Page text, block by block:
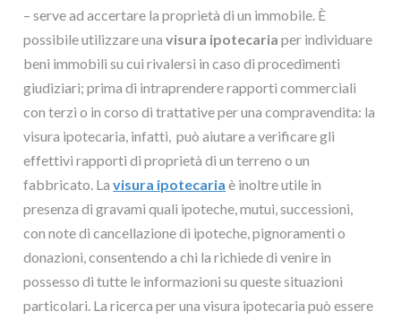
– serve ad accertare la proprietà di un immobile. È
possibile utilizzare unavisura ipotecaria per individuare
beni immobili su cui rivalersi in caso di procedimenti
giudiziari; prima di intraprendere rapporti commerciali
con terzi o in corso di trattative per una compravendita: la
visura ipotecaria, infatti, può aiutare a verificare gli
effettivi rapporti di proprietà di un terreno o un
fabbricato. Lavisura ipotecaria è inoltre utile in
presenza di gravami quali ipoteche, mutui, successioni,
con note di cancellazione di ipoteche, pignoramenti o
donazioni, consentendo a chi la richiede di venire in
possesso di tutte le informazioni su queste situazioni
particolari. La ricerca per una visura ipotecaria può essere